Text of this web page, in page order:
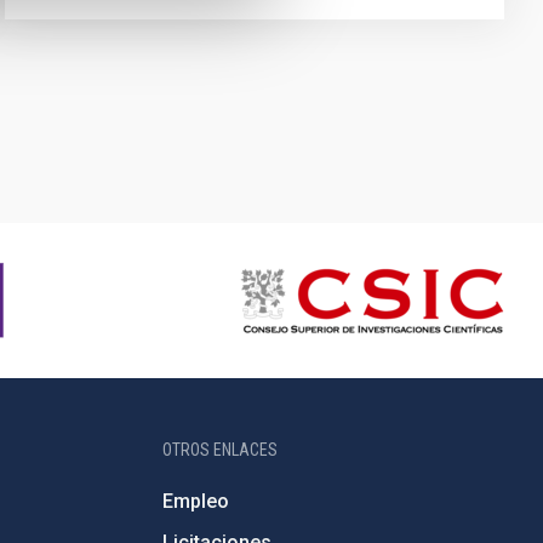
OTROS ENLACES
Empleo